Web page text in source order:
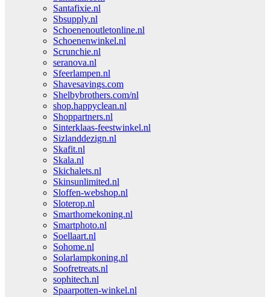
Santafixie.nl
Sbsupply.nl
Schoenenoutletonline.nl
Schoenenwinkel.nl
Scrunchie.nl
seranova.nl
Sfeerlampen.nl
Shavesavings.com
Shelbybrothers.com/nl
shop.happyclean.nl
Shoppartners.nl
Sinterklaas-feestwinkel.nl
Sizlanddezign.nl
Skafit.nl
Skala.nl
Skichalets.nl
Skinsunlimited.nl
Sloffen-webshop.nl
Sloterop.nl
Smarthomekoning.nl
Smartphoto.nl
Soellaart.nl
Sohome.nl
Solarlampkoning.nl
Soofretreats.nl
sophitech.nl
Spaarpotten-winkel.nl